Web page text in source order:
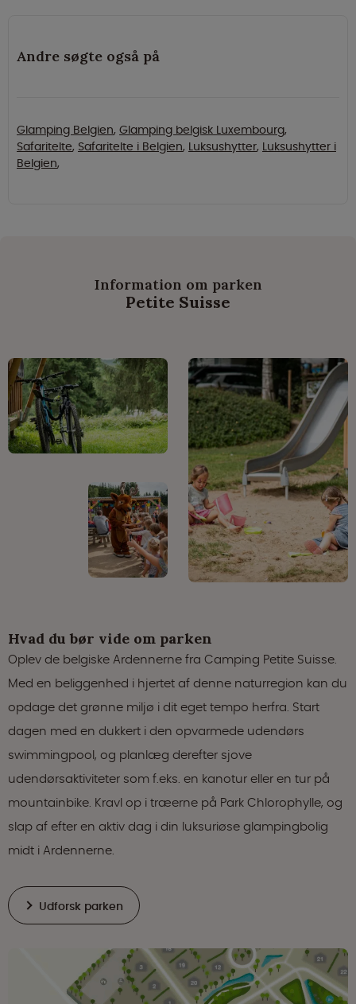
Andre søgte også på
Glamping Belgien, Glamping belgisk Luxembourg,
Safaritelte, Safaritelte i Belgien, Luksushytter, Luksushytter i
Belgien,
Information om parken
Petite Suisse
Hvad du bør vide om parken
Oplev de belgiske Ardennerne fra Camping Petite Suisse.
Med en beliggenhed i hjertet af denne naturregion kan du
opdage det grønne miljø i dit eget tempo herfra. Start
dagen med en dukkert i den opvarmede udendørs
swimmingpool, og planlæg derefter sjove
udendørsaktiviteter som f.eks. en kanotur eller en tur på
mountainbike. Kravl op i træerne på Park Chlorophylle, og
slap af efter en aktiv dag i din luksuriøse glampingbolig
midt i Ardennerne.
Udforsk parken